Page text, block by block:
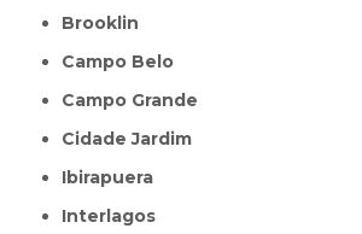
Brooklin
Campo Belo
Campo Grande
Cidade Jardim
Ibirapuera
Interlagos